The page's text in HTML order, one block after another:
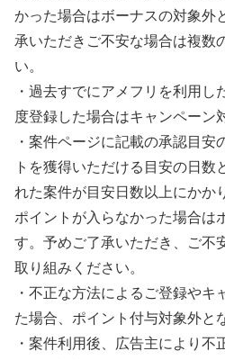
かった場合はボーナスの対象外
承いただきご不安な場合は複数
い。
・過去すでにアメフリを利用
度登録した場合はキャンペーン
・案件ページに記載の承認目安
トを獲得いただける目安の日数
れた案件が目安日数以上にかか
ポイントが入らなかった場合は
す。予めご了承いただき、ご不
取り組みください。
・不正な方法によるご登録やキ
た場合、ポイント付与対象外と
・案件利用後、広告主により